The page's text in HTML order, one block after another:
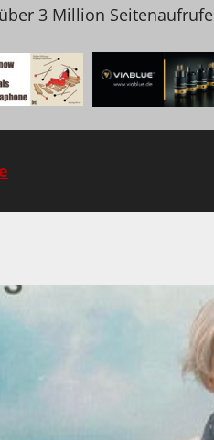
3 Million Seitenaufrufe